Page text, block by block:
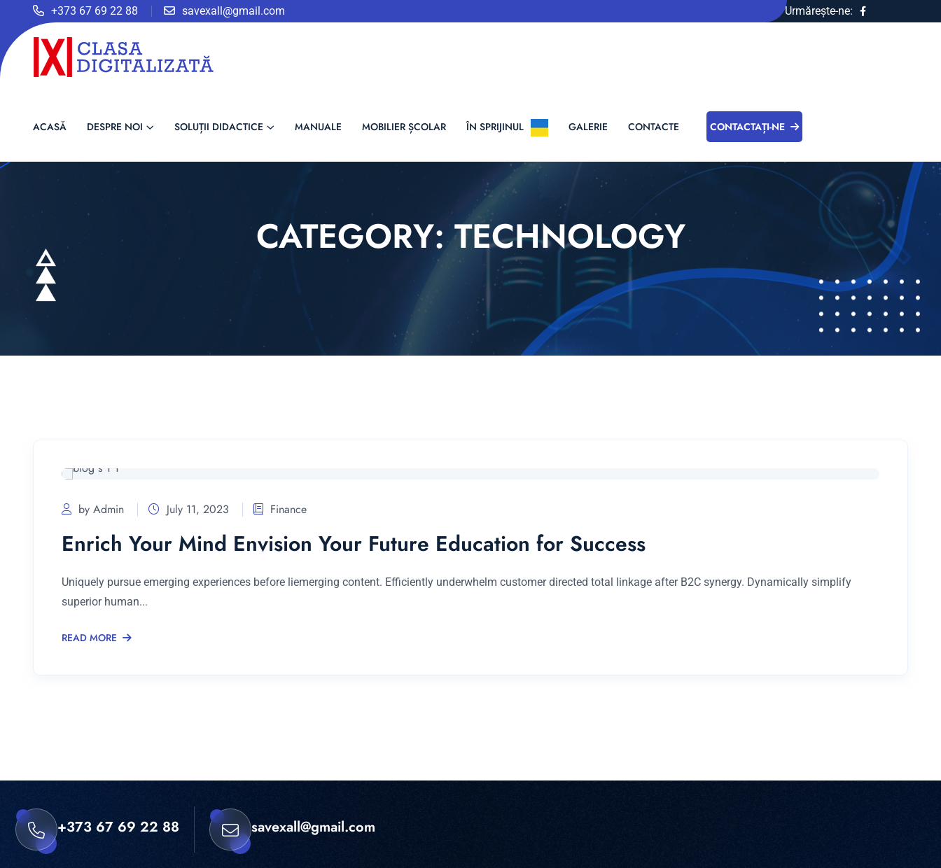
+373 67 69 22 88 savexall@gmail.com Urmărește-ne:
ACASĂ DESPRE NOI SOLUȚII DIDACTICE MANUALE MOBILIER ȘCOLAR ÎN SPRIJINUL GALERIE CONTACTE CONTACTAȚI-NE
CATEGORY:TECHNOLOGY
by Admin July 11, 2023 Finance
Enrich Your Mind Envision Your Future Education for Success
Uniquely pursue emerging experiences before liemerging content. Efficiently underwhelm customer directed total linkage after B2C synergy. Dynamically simplify
superior human...
READ MORE
+373 67 69 22 88 savexall@gmail.com